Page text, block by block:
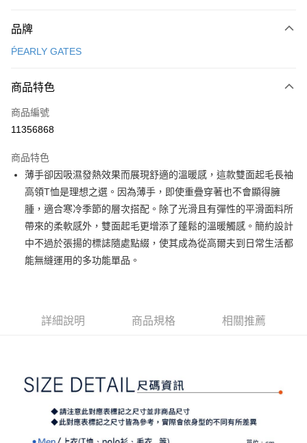
信用卡一次付款
LINE Pay
Apple Pay
悠遊付
大哥付你分期
相關說明
【大哥付你分期使用說明】
1.本服務由台灣大哥大提供，台灣大哥大用戶可立即使用無須另外申請。
2.付款方式選擇「大哥付你分期」，訂單成立後會自動跳轉到大哥付的交易
流程，驗證手機門號後，選擇欲分期的期數、繳款截止日，確認付款後即完
法說明評估內容。
帳／街口支付／iPASS MONEY」等通路繳費。
【注意事項】
1.本服務係由「台灣大哥大股份有限公司」（以下簡稱本公司）所提供，讓
AFTEE先享後付
相關說明
【關於「AFTEE先享後付」】
２．便利：只要手機號碼，簡訊認證，即可結帳。
３．安心：先確認商品／服務後，再付款。
結帳頁面，進行簡訊認證並確認金額後，即可完成結帳。
２．訂單成立數日內，您將收到繳費通知簡訊。
ATM／網路銀行／等多元方式進行付款，方視為交易完成。
※ 請注意：結帳手續完成當下不需立刻繳費，但若您需要取消訂單，請聯絡
購買商品的店家。未經商家同意取消之訂單仍視為有效，需透過AFTEE先享
免運費
萊爾富取貨付款
免運費
品牌
ṔEARLY GATES
商品特色
商品編號
11356868
商品特色
薄手卻因吸濕發熱效果而展現舒適的溫暖感，這款雙面起毛長袖
高領T恤是理想之選。因為薄手，即使重疊穿著也不會顯得臃
腫，適合寒冷季節的層次搭配。除了光滑且有彈性的平滑面料所
帶來的柔軟感外，雙面起毛更增添了蓬鬆的溫暖觸感。簡約設計
中不過於張揚的標誌隨處點綴，使其成為從高爾夫到日常生活都
能無縫運用的多功能單品。
詳細說明 商品規格 相關推薦